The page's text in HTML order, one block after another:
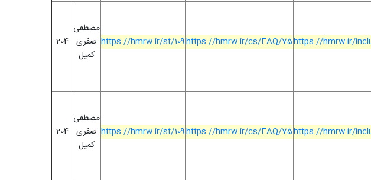
204
مصطفی
صفری
کمیل
https://hmrw.ir/st/109https://hmrw.ir/cs/FAQ/75https://hmrw.ir/
204
مصطفی
صفری
کمیل
https://hmrw.ir/st/109https://hmrw.ir/cs/FAQ/75https://hmrw.ir/